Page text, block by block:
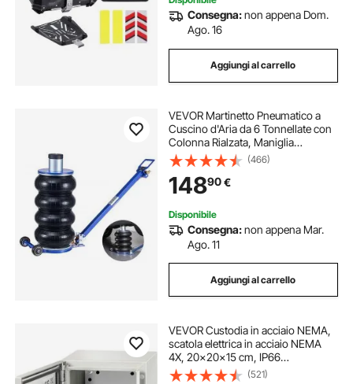
cuscini letto cuscino cani
Consegna:non appena Dom.
Ago. 16
Aggiungi al carrello
VEVOR Martinetto Pneumatico a
Cuscino d'Aria da 6 Tonnellate con
Colonna Rialzata, Maniglia
Regolabile e Spesso Cuscinetto in
Gomma, Altezza di Sollevamento
da 170 a 583 mm, Cric Martinetti
per SUV
(466)
14890€
Disponibile
Consegna:non appena Mar.
Ago. 11
Aggiungi al carrello
VEVOR Custodia in acciaio NEMA,
scatola elettrica in acciaio NEMA
4X, 20x20x15 cm, IP66
impermeabile e antipolvere, scatola
(521)